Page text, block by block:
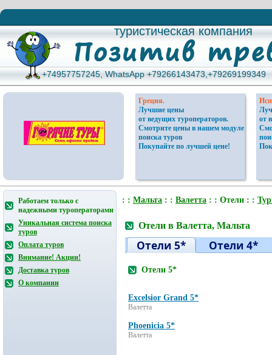
туристическая компания
туристическая компания
+74957757245, WhatsApp +79266143473,+79269199349
+74957757245, WhatsApp +79266143473,+79269199349
Греция.
Лучшие цены
от ведущих туроператоров.
Смотрите цены в нашем модуле
поиска туров
Покупайте по лучшей цене!
от
Работаем только с
надежными туроператорами
Уникальная система поиска
туров
Оплата туров
Внимание! Акции!
Доставка туров
О компании
: : Мальтa : : Валетта : : Отели : :
Отели в Валетта, Мальтa
Отели 5* Отели 4*
Отели 5*
Excelsior Grand 5*
Валетта
Phoenicia 5*
Валетта